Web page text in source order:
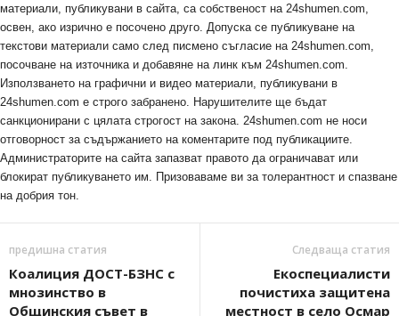
материали, публикувани в сайта, са собственост на 24shumen.com,
освен, ако изрично е посочено друго. Допуска се публикуване на
текстови материали само след писмено съгласие на 24shumen.com,
посочване на източника и добавяне на линк към 24shumen.com.
Използването на графични и видео материали, публикувани в
24shumen.com е строго забранено. Нарушителите ще бъдат
санкционирани с цялата строгост на закона. 24shumen.com не носи
отговорност за съдържанието на коментарите под публикациите.
Администраторите на сайта запазват правото да ограничават или
блокират публикуването им. Призоваваме ви за толерантност и спазване
на добрия тон.
предишна статия
Коалиция ДОСТ-БЗНС с
мнозинство в
Общинския съвет в
Следваща статия
Екоспециалисти
почистиха защитена
местност в село Осмар